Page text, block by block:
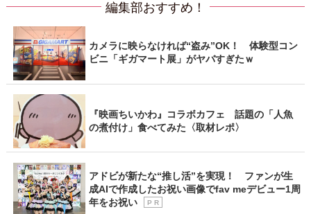
編集部おすすめ！
カメラに映らなければ“盗み”OK！ 体験型コン
ビニ「ギガマート展」がヤバすぎたｗ
『映画ちいかわ』コラボカフェ 話題の「人魚
の煮付け」食べてみた〈取材レポ〉
アドビが新たな“推し活”を実現！ ファンが生
成AIで作成したお祝い画像でfav meデビュー1周
年をお祝い
P R